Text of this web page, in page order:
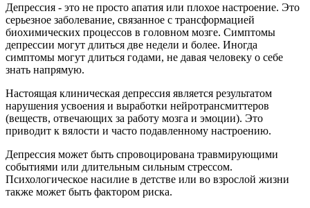
Депрессия - это не просто апатия или плохое настроение. Это
серьезное заболевание, связанное с трансформацией
биохимических процессов в головном мозге. Симптомы
депрессии могут длиться две недели и более. Иногда
симптомы могут длиться годами, не давая человеку о себе
знать напрямую.
Настоящая клиническая депрессия является результатом
нарушения усвоения и выработки нейротрансмиттеров
(веществ, отвечающих за работу мозга и эмоции). Это
приводит к вялости и часто подавленному настроению.
Депрессия может быть спровоцирована травмирующими
событиями или длительным сильным стрессом.
Психологическое насилие в детстве или во взрослой жизни
также может быть фактором риска.